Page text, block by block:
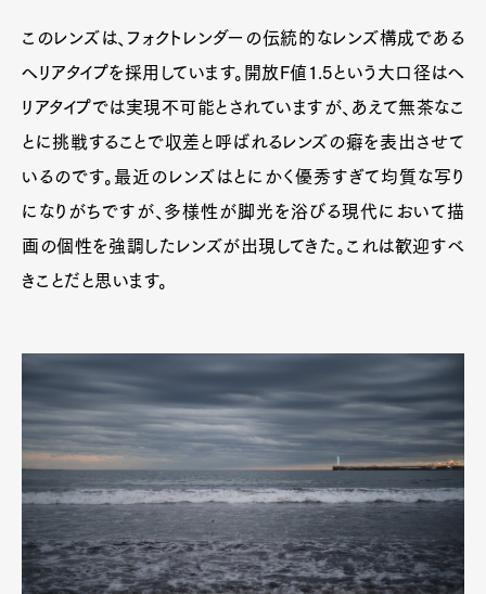
このレンズは、フォクトレンダーの伝統的なレンズ構成である
ヘリアタイプを採用しています。開放F値1.5という大口径はヘ
リアタイプでは実現不可能とされていますが、あえて無茶なこ
とに挑戦することで収差と呼ばれるレンズの癖を表出させて
いるのです。最近のレンズはとにかく優秀すぎて均質な写り
になりがちですが、多様性が脚光を浴びる現代において描
画の個性を強調したレンズが出現してきた。これは歓迎すべ
きことだと思います。